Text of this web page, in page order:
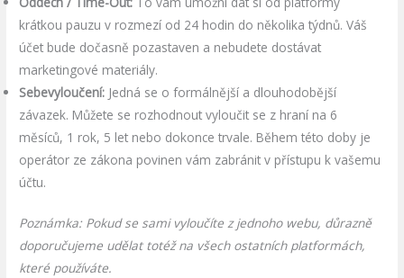
krátkou pauzu v rozmezí od 24 hodin do několika týdnů. Váš
účet bude dočasně pozastaven a nebudete dostávat
marketingové materiály.
Sebevyloučení: Jedná se o formálnější a dlouhodobější
závazek. Můžete se rozhodnout vyloučit se z hraní na 6
měsíců, 1 rok, 5 let nebo dokonce trvale. Během této doby je
operátor ze zákona povinen vám zabránit v přístupu k vašemu
účtu.
Poznámka: Pokud se sami vyloučíte z jednoho webu, důrazně
doporučujeme udělat totéž na všech ostatních platformách,
které používáte.